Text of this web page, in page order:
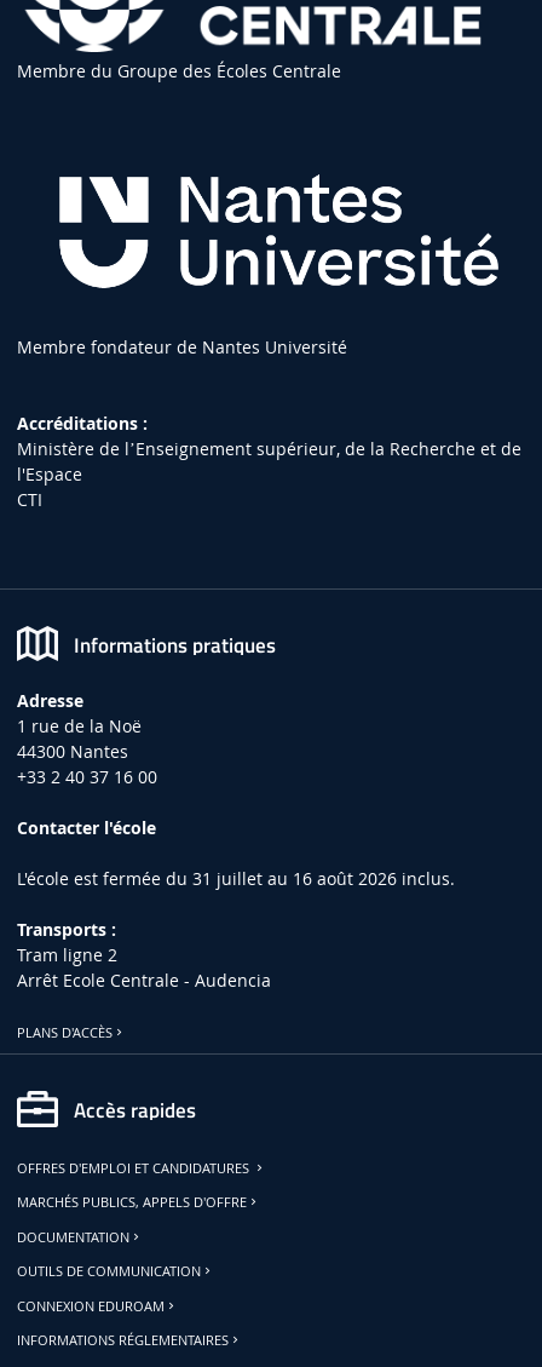
Membre du Groupe des Écoles Centrale
Membre fondateur de Nantes Université
Accréditations :
Ministère de lʼEnseignement supérieur, de la Recherche et de
l'Espace
CTI
Informations pratiques
Adresse
1 rue de la Noë
44300 Nantes
+33 2 40 37 16 00
Contacter l'école
L'école est fermée du 31 juillet au 16 août 2026 inclus.
Transports :
Tram ligne 2
Arrêt Ecole Centrale - Audencia
PLANS D'ACCÈS
Accès rapides
OFFRES D'EMPLOI ET CANDIDATURES
MARCHÉS PUBLICS, APPELS D'OFFRE
DOCUMENTATION
OUTILS DE COMMUNICATION
CONNEXION EDUROAM
INFORMATIONS RÉGLEMENTAIRES